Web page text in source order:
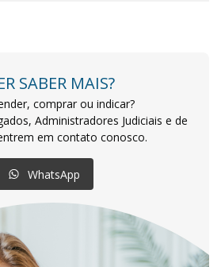
SABER MAIS?
comprar ou indicar?
Administradores Judiciais e de
em contato conosco.
WhatsApp